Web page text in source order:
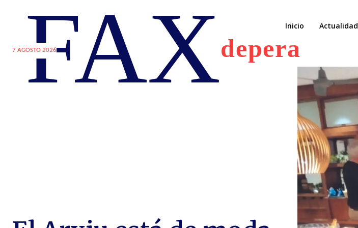
7 AGOSTO 2026
FAXdepera
Inicio Actualidad